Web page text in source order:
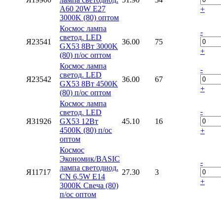
А60 20W Е27
3000K (80) оптом
+
Я23541
Космос лампа
светод. LED
GX53 8Вт 3000K
(80) п/ос оптом
36.00 75
-
+
Я23542
Космос лампа
светод. LED
GX53 8Вт 4500K
(80) п/ос оптом
36.00 67
-
+
Я31926
Космос лампа
светод. LED
GX53 12Вт
4500K (80) п/ос
оптом
45.10 16
-
+
Я11717
Космос
Экономик/BASIC
лампа светодиод.
CN 6,5W E14
3000K Свеча (80)
п/ос оптом
27.30 3
-
+